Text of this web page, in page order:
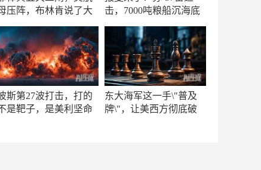
压阵，布林肯说了大
击，7000吨粮船沉海底
斯第27波打击，打的
是靶子，是美利坚命
东大海军这一手\"普及
牌\"，让美西方彻底破